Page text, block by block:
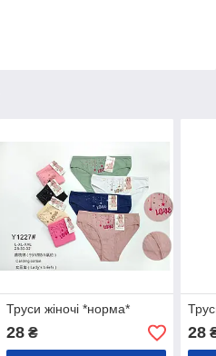
Труси жіночі *норма*
28₴ 28